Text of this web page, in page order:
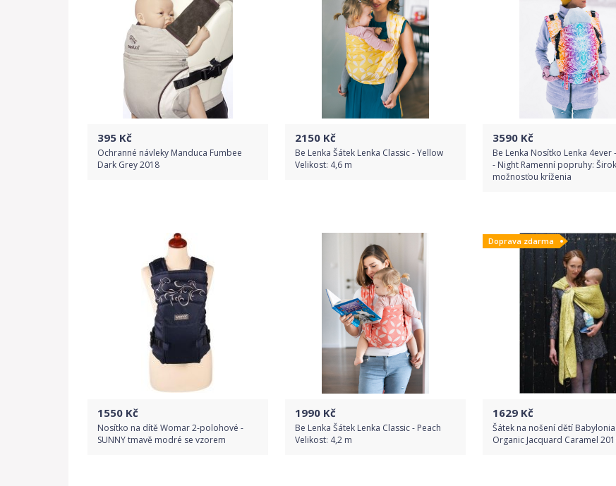
395 Kč
Ochranné návleky Manduca Fumbee
Dark Grey 2018
Detail produktu
2150 Kč
Be Lenka Šátek Lenka Classic - Yellow
Velikost: 4,6 m
Detail produktu
3590 Kč
Be Lenka Nosítko Lenka 4ever
- Night Ramenní popruhy:
možnosťou kríženia
Detail produktu
1550 Kč
Nosítko na dítě Womar 2-polohové -
SUNNY tmavě modré se vzorem
1990 Kč
Be Lenka Šátek Lenka Classic - Peach
Velikost: 4,2 m
Doprava zdarma
1629 Kč
Šátek na nošení dětí Babylonia
Organic Jacquard Caramel